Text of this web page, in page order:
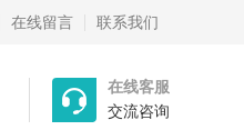
在线留言 联系我们
在线客服
交流咨询